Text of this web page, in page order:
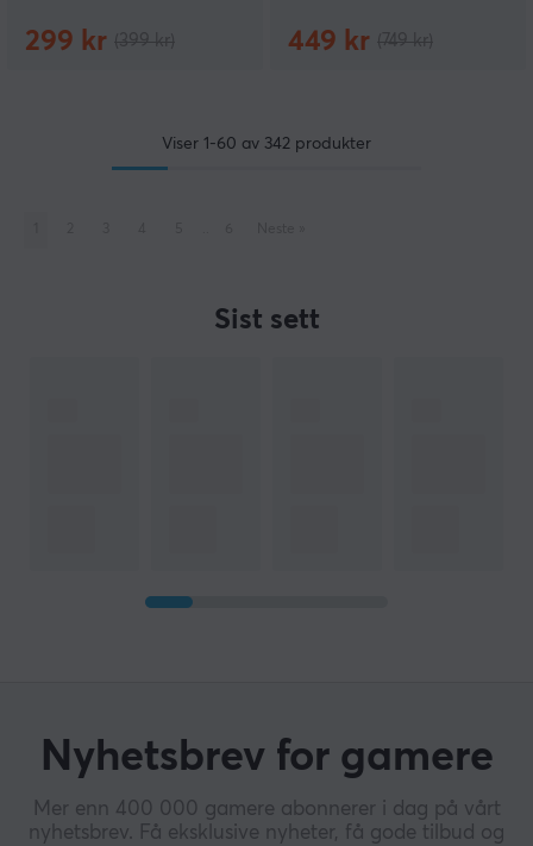
299 kr 449 kr
Viser 1-60 av 342 produkter
Sist sett
Nyhetsbrev for gamere
Mer enn 400 000 gamere abonnerer i dag på vårt
nyhetsbrev. Få eksklusive nyheter, få gode tilbud og